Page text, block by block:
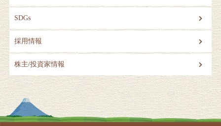
SDGs
採用情報
株主/投資家情報